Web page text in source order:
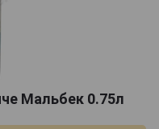
Мальбек 0.75л